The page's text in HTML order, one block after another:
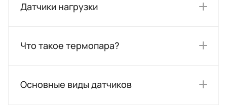
Датчики нагрузки
Что такое термопара?
Основные виды датчиков